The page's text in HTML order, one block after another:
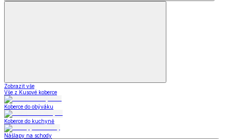
Zobrazit vše
Vše z Kusové koberce
Koberce do obýváku
Koberce do kuchyně
Nášlapy na schody